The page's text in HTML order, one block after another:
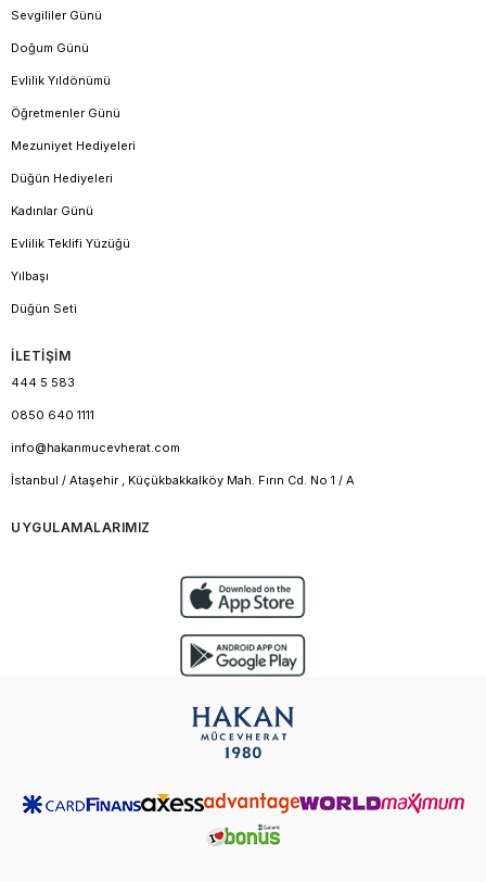
Sevgililer Günü
Doğum Günü
Evlilik Yıldönümü
Öğretmenler Günü
Mezuniyet Hediyeleri
Düğün Hediyeleri
Kadınlar Günü
Evlilik Teklifi Yüzüğü
Yılbaşı
Düğün Seti
İLETİŞİM
444 5 583
0850 640 1111
info@hakanmucevherat.com
İstanbul / Ataşehir , Küçükbakkalköy Mah. Fırın Cd. No 1 / A
UYGULAMALARIMIZ